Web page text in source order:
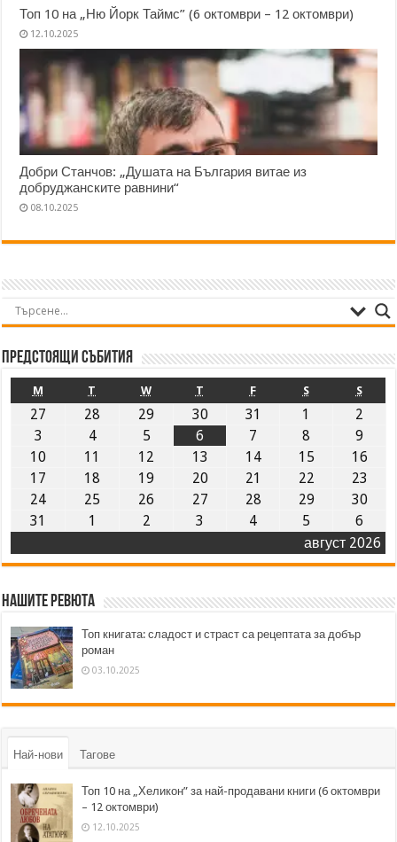
Топ 10 на „Ню Йорк Таймс” (6 октомври – 12 октомври)
12.10.2025
Добри Станчов: „Душата на България витае из
добруджанските равнини“
08.10.2025
Предстоящи събития
август 2026
M T W T F S S
27 28 29 30 31 1
2
3
4 5 6 7 8
9
10
11 12 13 14 15
16
17
18 19 20 21 22
23
24
25 26 27 28 29
30
31
1 2 3 4 5 6
Нашите ревюта
Топ книгата: сладост и страст са рецептата за добър
роман
03.10.2025
Най-нови Тагове
Топ 10 на „Хеликон” за най-продавани книги (6 октомври
– 12 октомври)
12.10.2025